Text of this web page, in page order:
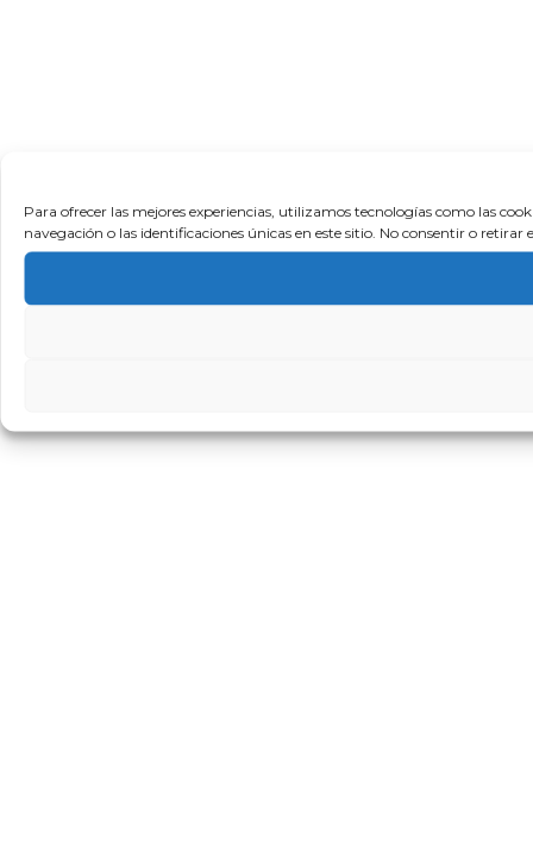
Para ofrecer las mejores experiencias, utilizamos tecnologías como las
navegación o las identificaciones únicas en este sitio. No consentir o